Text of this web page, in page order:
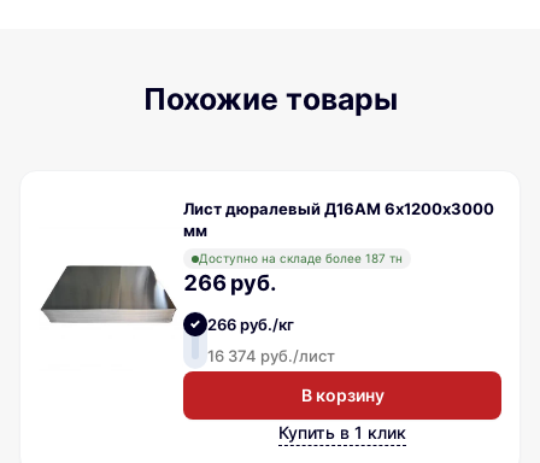
Похожие товары
Лист дюралевый Д16АМ 6х1200х3000
мм
Доступно на складе более 187 тн
266 руб.
266 руб./кг
16 374 руб./лист
В корзину
Купить в 1 клик